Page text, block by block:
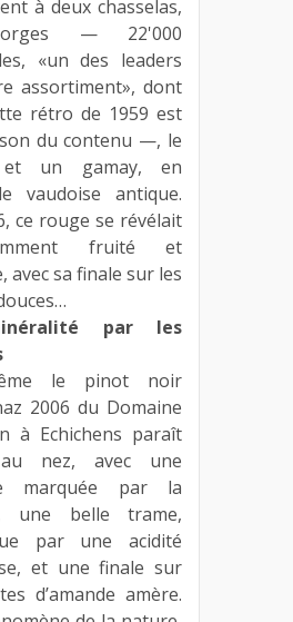
à deux chasselas,
— 22'000
«un des leaders
assortiment», dont
rétro de 1959 est
du contenu —, le
un gamay, en
vaudoise antique.
ce rouge se révélait
fruité et
avec sa finale sur les
par les
le pinot noir
2006 du Domaine
à Echichens paraît
nez, avec une
marquée par la
une belle trame,
par une acidité
et une finale sur
d’amande amère.